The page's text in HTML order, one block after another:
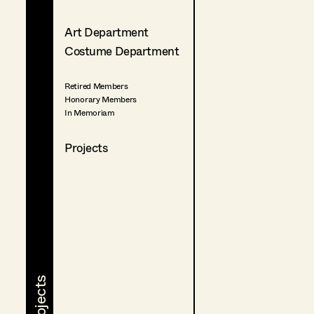
Art Department
Costume Department
Retired Members
Honorary Members
In Memoriam
Projects